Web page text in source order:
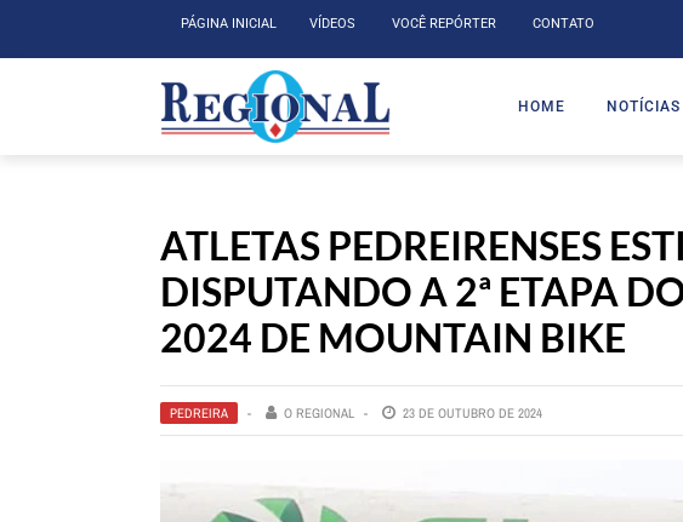
PÁGINA INICIAL VÍDEOS VOCÊ REPÓRTER CONTATO
HOME NOTÍCIAS
ATLETAS PEDREIRENSES
DISPUTANDO A 2ª ETAPA
2024 DE MOUNTAIN BIKE
PEDREIRA O REGIONAL 23 DE OUTUBRO DE 2024